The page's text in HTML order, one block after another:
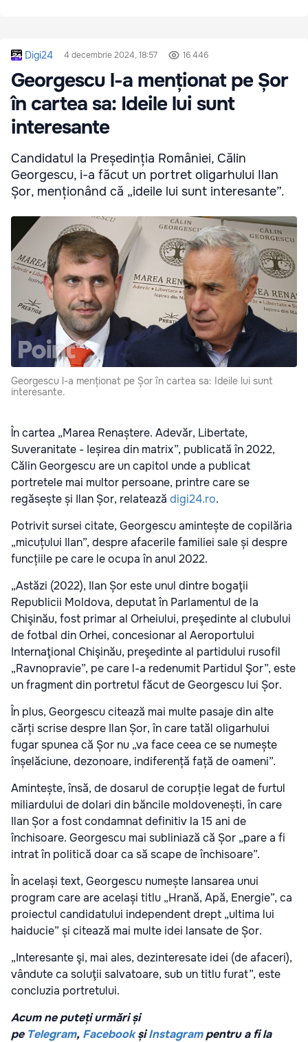
Digi24 4 decembrie 2024, 18:57 16 446
Georgescu l-a menționat pe Șor
în cartea sa: Ideile lui sunt
interesante
Candidatul la Președinția României, Călin
Georgescu, i-a făcut un portret oligarhului Ilan
Șor, menționând că „ideile lui sunt interesante”.
Georgescu l-a menționat pe Șor în cartea sa: Ideile lui sunt
interesante.
În cartea „Marea Renaștere. Adevăr, Libertate,
Suveranitate - Ieșirea din matrix”, publicată în 2022,
Călin Georgescu are un capitol unde a publicat
portretele mai multor persoane, printre care se
regăsește și Ilan Șor, relatează digi24.ro.
Potrivit sursei citate, Georgescu amintește de copilăria
„micuțului Ilan”, despre afacerile familiei sale și despre
funcțiile pe care le ocupa în anul 2022.
„Astăzi (2022), Ilan Șor este unul dintre bogaţii
Republicii Moldova, deputat în Parlamentul de la
Chişinău, fost primar al Orheiului, preşedinte al clubului
de fotbal din Orhei, concesionar al Aeroportului
Internaţional Chişinău, preşedinte al partidului rusofil
„Ravnopravie”, pe care l-a redenumit Partidul Şor”, este
un fragment din portretul făcut de Georgescu lui Șor.
În plus, Georgescu citează mai multe pasaje din alte
cărți scrise despre Ilan Șor, în care tatăl oligarhului
fugar spunea că Șor nu „va face ceea ce se numește
înșelăciune, dezonoare, indiferență față de oameni”.
Amintește, însă, de dosarul de corupție legat de furtul
miliardului de dolari din băncile moldovenești, în care
Ilan Șor a fost condamnat definitiv la 15 ani de
închisoare. Georgescu mai subliniază că Șor „pare a fi
intrat în politică doar ca să scape de închisoare”.
În același text, Georgescu numește lansarea unui
program care are același titlu „Hrană, Apă, Energie”, ca
proiectul candidatului independent drept „ultima lui
haiducie” și citează mai multe idei lansate de Șor.
„Interesante şi, mai ales, dezinteresate idei (de afaceri),
vândute ca soluţii salvatoare, sub un titlu furat”, este
concluzia portretului.
Acum ne puteți urmări și
pe Telegram, FacebookșiInstagrampentru a fi la